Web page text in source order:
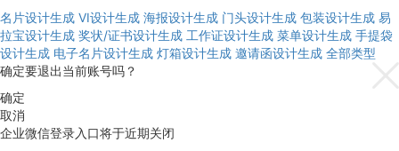
名片设计生成 VI设计生成 海报设计生成 门头设计生成 包装设计生成 易
拉宝设计生成 奖状/证书设计生成 工作证设计生成 菜单设计生成 手提袋
设计生成 电子名片设计生成 灯箱设计生成 邀请函设计生成 全部类型
确定要退出当前账号吗？
确定
取消
企业微信登录入口将于近期关闭